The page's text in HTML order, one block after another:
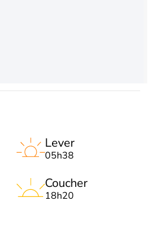
Lever
05h38
Coucher
18h20